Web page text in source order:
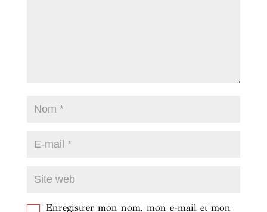
Enregistrer mon nom, mon e-mail et mon